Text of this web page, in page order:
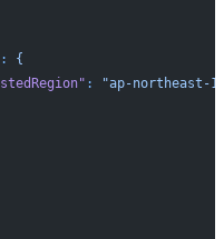
:
{
:
"ap-northeast-